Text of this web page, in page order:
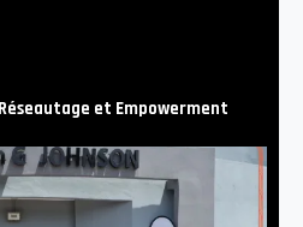
et Empowerment